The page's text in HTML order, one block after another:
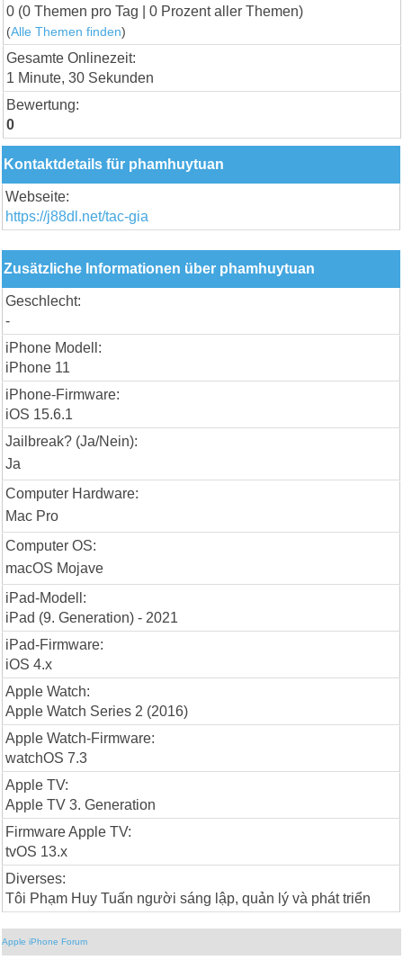
0 (0 Themen pro Tag | 0 Prozent aller Themen)
(Alle Themen finden)
Gesamte Onlinezeit:
1 Minute, 30 Sekunden
Bewertung:
0
Kontaktdetails für phamhuytuan
Webseite:
https://j88dl.net/tac-gia
Zusätzliche Informationen über phamhuytuan
Geschlecht:
-
iPhone Modell:
iPhone 11
iPhone-Firmware:
iOS 15.6.1
Jailbreak? (Ja/Nein):
Ja
Computer Hardware:
Mac Pro
Computer OS:
macOS Mojave
iPad-Modell:
iPad (9. Generation) - 2021
iPad-Firmware:
iOS 4.x
Apple Watch:
Apple Watch Series 2 (2016)
Apple Watch-Firmware:
watchOS 7.3
Apple TV:
Apple TV 3. Generation
Firmware Apple TV:
tvOS 13.x
Diverses:
Tôi Phạm Huy Tuấn người sáng lập, quản lý và phát triển
Apple iPhone Forum